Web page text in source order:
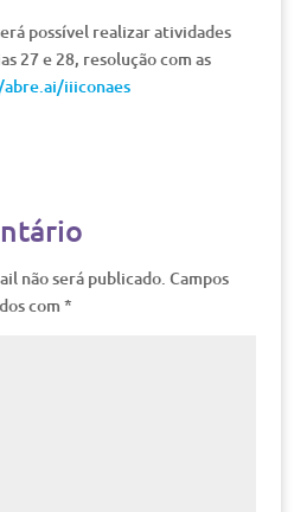
possível realizar atividades
27 e 28, resolução com as
iiiconaes
não será publicado. Campos
com *